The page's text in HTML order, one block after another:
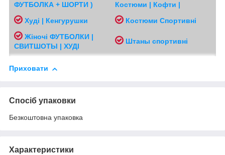
ФУТБОЛКА + ШОРТИ )
Костюми | Кофти |
Худі | Кенгурушки
Костюми Спортивні
Жіночі ФУТБОЛКИ |
СВИТШОТЫ | ХУДІ
Штаны спортивні
Приховати
Спосіб упаковки
Безкоштовна упаковка
Характеристики